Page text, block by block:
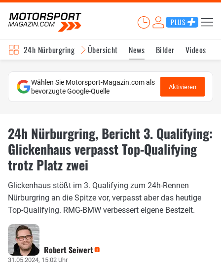
PLUS
24h Nürburgring Übersicht News Bilder Videos
Wählen Sie Motorsport-Magazin.com als
bevorzugte Google-Quelle
Aktivieren
24h Nürburgring, Bericht 3. Qualifying:
Glickenhaus verpasst Top-Qualifying
trotz Platz zwei
Glickenhaus stößt im 3. Qualifying zum 24h-Rennen
Nürburgring an die Spitze vor, verpasst aber das heutige
Top-Qualifying. RMG-BMW verbessert eigene Bestzeit.
Robert Seiwert
31.05.2024, 15:02 Uhr